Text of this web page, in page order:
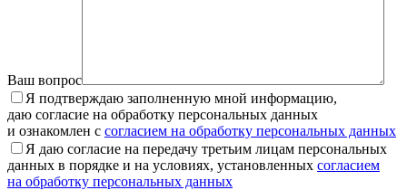
Ваш вопрос
Я подтверждаю заполненную мной информацию,
даю согласие на обработку персональных данных
и ознакомлен с согласием на обработку персональных данных
Я даю согласие на передачу третьим лицам персональных
данных в порядке и на условиях, установленных согласием
на обработку персональных данных